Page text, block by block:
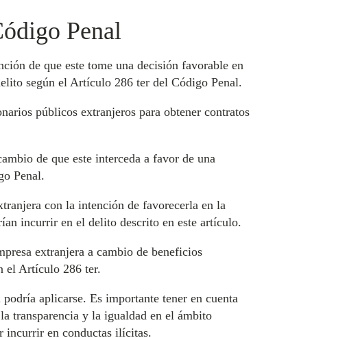
Penal
de que este tome una decisión favorable en
según el Artículo 286 ter del Código Penal.
públicos extranjeros para obtener contratos
de que este interceda a favor de una
Penal.
con la intención de favorecerla en la
incurrir en el delito descrito en este artículo.
extranjera a cambio de beneficios
el Artículo 286 ter.
aplicarse. Es importante tener en cuenta
transparencia y la igualdad en el ámbito
incurrir en conductas ilícitas.